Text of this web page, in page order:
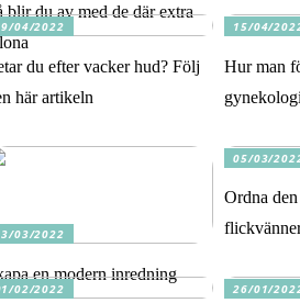
blir du av med de där extra
04/2022
du efter vacker hud? Följ
här artikeln
15/04/
Hur man
03/2022
en modern inredning
05/03/
Ordna
02/2022 26/01/